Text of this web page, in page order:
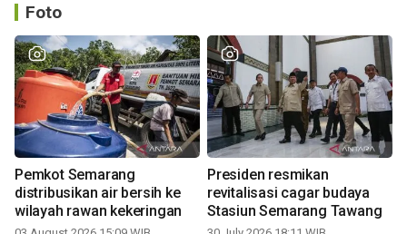
Foto
Pemkot Semarang
distribusikan air bersih ke
wilayah rawan kekeringan
Presiden resmikan
revitalisasi cagar budaya
Stasiun Semarang Tawang